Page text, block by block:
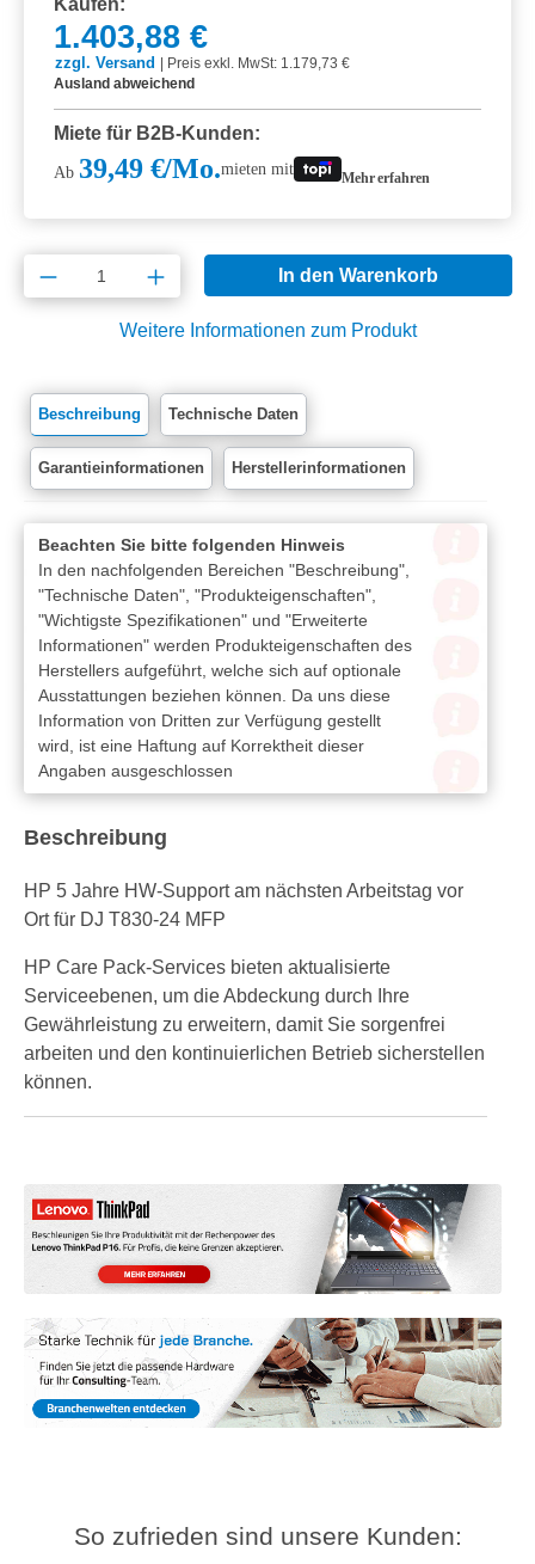
Kaufen:
1.403,88 €
zzgl. Versand
Preis exkl. MwSt: 1.179,73 €
Ausland abweichend
Miete für B2B-Kunden:
Ab 39,49 €/Mo.mieten mit Mehr erfahren
Produkt Anzahl: Gib den gewünschten
In den Warenkorb
Weitere Informationen zum Produkt
Beschreibung Technische Daten
Garantieinformationen Herstellerinformationen
Beachten Sie bitte folgenden Hinweis
In den nachfolgenden Bereichen "Beschreibung",
"Technische Daten", "Produkteigenschaften",
"Wichtigste Spezifikationen" und "Erweiterte
Informationen" werden Produkteigenschaften des
Herstellers aufgeführt, welche sich auf optionale
Ausstattungen beziehen können. Da uns diese
Information von Dritten zur Verfügung gestellt
wird, ist eine Haftung auf Korrektheit dieser
Angaben ausgeschlossen
Beschreibung
HP 5 Jahre HW-Support am nächsten Arbeitstag vor
Ort für DJ T830-24 MFP
HP Care Pack-Services bieten aktualisierte
Serviceebenen, um die Abdeckung durch Ihre
Gewährleistung zu erweitern, damit Sie sorgenfrei
arbeiten und den kontinuierlichen Betrieb sicherstellen
können.
So zufrieden sind unsere Kunden: